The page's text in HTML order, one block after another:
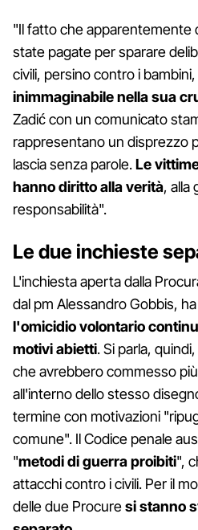
"Il fatto che apparentemente
state pagate per sparare
civili, persino contro i
inimmaginabile nella sua
Zadić con un comunicato
rappresentano un disprezzo
lascia senza parole.Le
hanno diritto alla verità, alla
responsabilità".
Le due inchieste
L'inchiesta aperta dalla
dal pm Alessandro Gobbis,
l'omicidio volontario
motivi abietti. Si parla,
che avrebbero commesso
all'interno dello stesso
termine con motivazioni
comune". Il Codice penale
"metodi di guerra proibiti",
attacchi contro i civili. Per il
delle due Procuresi stanno